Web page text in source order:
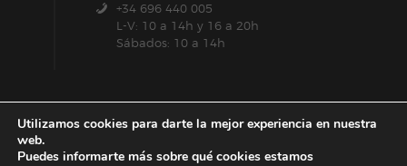
+34 696 440 005
L-V: 10 a 14h y 16 a 20h
Sábados: 10 a 14h
Utilizamos cookies para darte la mejor experiencia en nuestra
web.
Puedes informarte más sobre qué cookies estamos